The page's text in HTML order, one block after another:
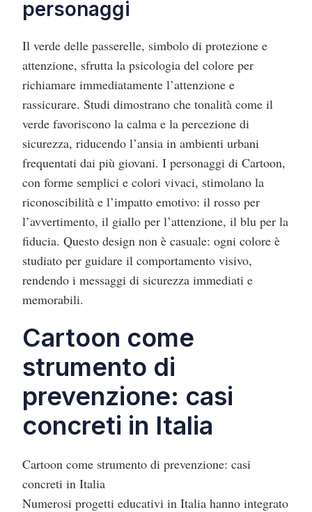
personaggi
Il verde delle passerelle, simbolo di protezione e
attenzione, sfrutta la psicologia del colore per
richiamare immediatamente l’attenzione e
rassicurare. Studi dimostrano che tonalità come il
verde favoriscono la calma e la percezione di
sicurezza, riducendo l’ansia in ambienti urbani
frequentati dai più giovani. I personaggi di Cartoon,
con forme semplici e colori vivaci, stimolano la
riconoscibilità e l’impatto emotivo: il rosso per
l’avvertimento, il giallo per l’attenzione, il blu per la
fiducia. Questo design non è casuale: ogni colore è
studiato per guidare il comportamento visivo,
rendendo i messaggi di sicurezza immediati e
memorabili.
Cartoon come
strumento di
prevenzione: casi
concreti in Italia
Cartoon come strumento di prevenzione: casi
concreti in Italia
Numerosi progetti educativi in Italia hanno integrato